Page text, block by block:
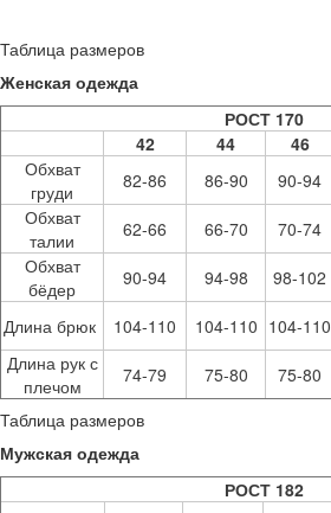
Таблица размеров
Женская одежда
РОСТ 170
42
44 46
Обхват
груди
82-86 86-90 90-94
Обхват
талии
62-66 66-70 70-74
Обхват
бёдер
90-94 94-98 98-102
Длина брюк 104-110 104-110 104-110
Длина рук с
плечом
74-79 75-80 75-80
Таблица размеров
Мужская одежда
РОСТ 182